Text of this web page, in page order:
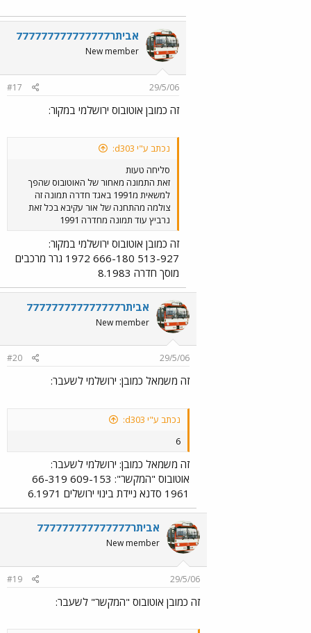
אביתר777777777777777
New member
29/5/06
#17
זה כמובן אוטובוס ירושלמי במקור:
נכתב ע"י d303:
סליחה טעות
זאת התמונה מאחור של האוטובוס שהפך
למשאית מ1991 באגד חדרה תמונה זה
צולמה מהתחנה של אור עקיבא בכל זאת
נרביץ עוד תמונה מחדרה 1991
זה כמובן אוטובוס ירושלמי במקור:
513-927 666-180 1972 גרר מרכבים
מוסך חדרה 8.1983
אביתר777777777777777
New member
29/5/06
#20
זה משמאל כמובן: ירושלמי לשעבר:
נכתב ע"י d303:
6
זה משמאל כמובן: ירושלמי לשעבר:
אוטובוס "המקשר": 609-153 66-319
1961 סדנא ניידת בינוי ירושלים 6.1971
אביתר777777777777777
New member
29/5/06
#19
זה כמובן אוטובוס "המקשר" לשעבר: